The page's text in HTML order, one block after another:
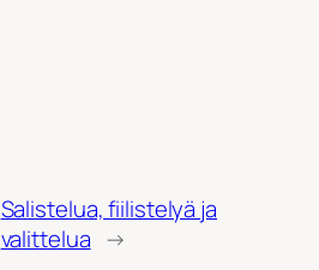
Salistelua, fiilistelyä ja
valittelua →